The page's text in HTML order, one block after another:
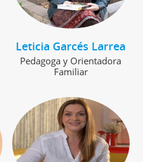
Leticia Garcés Larrea
Pedagoga y Orientadora
Familiar